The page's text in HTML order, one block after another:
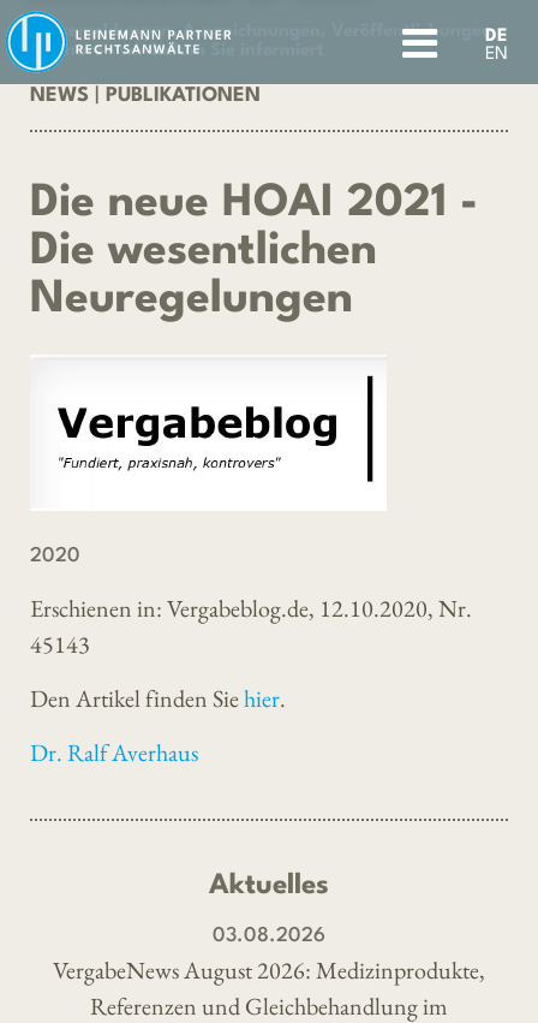
DE
EN
Pressemeldungen, Auszeichnungen, Veröffentlichungen,
Seminare - wir halten Sie informiert
NEWS PUBLIKATIONEN
Die neue HOAI 2021 -
Die wesentlichen
Neuregelungen
2020
Erschienen in: Vergabeblog.de, 12.10.2020, Nr.
45143
Den Artikel finden Siehier.
Dr. Ralf Averhaus
Aktuelles
03.08.2026
VergabeNews August 2026: Medizinprodukte,
Referenzen und Gleichbehandlung im